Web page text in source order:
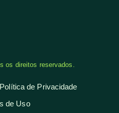
os direitos reservados.
Política de Privacidade
de Uso